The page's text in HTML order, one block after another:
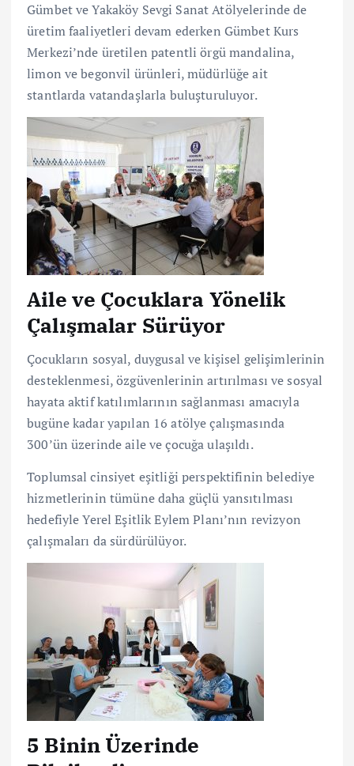
Gümbet ve Yakaköy Sevgi Sanat Atölyelerinde de
üretim faaliyetleri devam ederken Gümbet Kurs
Merkezi’nde üretilen patentli örgü mandalina,
limon ve begonvil ürünleri, müdürlüğe ait
stantlarda vatandaşlarla buluşturuluyor.
Aile ve Çocuklara Yönelik
Çalışmalar Sürüyor
Çocukların sosyal, duygusal ve kişisel gelişimlerinin
desteklenmesi, özgüvenlerinin artırılması ve sosyal
hayata aktif katılımlarının sağlanması amacıyla
bugüne kadar yapılan 16 atölye çalışmasında
300’ün üzerinde aile ve çocuğa ulaşıldı.
Toplumsal cinsiyet eşitliği perspektifinin belediye
hizmetlerinin tümüne daha güçlü yansıtılması
hedefiyle Yerel Eşitlik Eylem Planı’nın revizyon
çalışmaları da sürdürülüyor.
5 Binin Üzerinde